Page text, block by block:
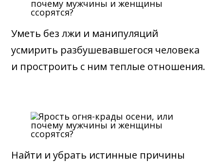
Уметь без лжи и манипуляций
усмирить разбушевавшегося человека
и простроить с ним теплые отношения.
Найти и убрать истинные причины